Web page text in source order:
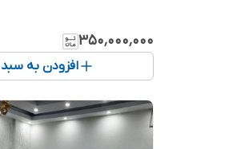
۳۵۰٬۰۰۰٬۰۰۰
افزودن به سبد